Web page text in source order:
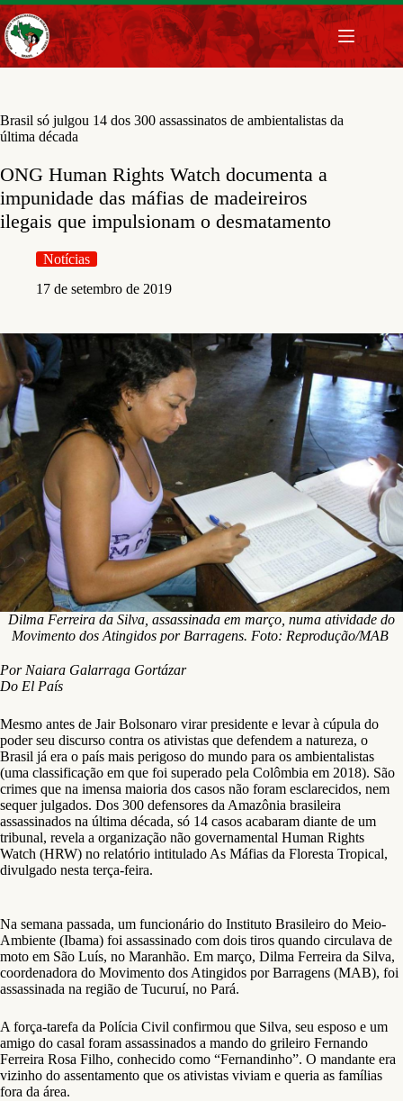
Pular
para
o
conteúdo
Brasil só julgou 14 dos 300 assassinatos de ambientalistas da
última década
ONG Human Rights Watch documenta a
impunidade das máfias de madeireiros
ilegais que impulsionam o desmatamento
Notícias
17 de setembro de 2019
Dilma Ferreira da Silva, assassinada em março, numa atividade do
Movimento dos Atingidos por Barragens. Foto: Reprodução/MAB
Por Naiara Galarraga Gortázar
Do El País
Mesmo antes de Jair Bolsonaro virar presidente e levar à cúpula do
poder seu discurso contra os ativistas que defendem a natureza, o
Brasil já era o país mais perigoso do mundo para os ambientalistas
(uma classificação em que foi superado pela Colômbia em 2018). São
crimes que na imensa maioria dos casos não foram esclarecidos, nem
sequer julgados. Dos 300 defensores da Amazônia brasileira
assassinados na última década, só 14 casos acabaram diante de um
tribunal, revela a organização não governamental Human Rights
Watch (HRW) no relatório intitulado As Máfias da Floresta Tropical,
divulgado nesta terça-feira.
Na semana passada, um funcionário do Instituto Brasileiro do Meio-
Ambiente (Ibama) foi assassinado com dois tiros quando circulava de
moto em São Luís, no Maranhão. Em março, Dilma Ferreira da Silva,
coordenadora do Movimento dos Atingidos por Barragens (MAB), foi
assassinada na região de Tucuruí, no Pará.
A força-tarefa da Polícia Civil confirmou que Silva, seu esposo e um
amigo do casal foram assassinados a mando do grileiro Fernando
Ferreira Rosa Filho, conhecido como “Fernandinho”. O mandante era
vizinho do assentamento que os ativistas viviam e queria as famílias
fora da área.